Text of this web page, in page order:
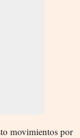
movimientos por